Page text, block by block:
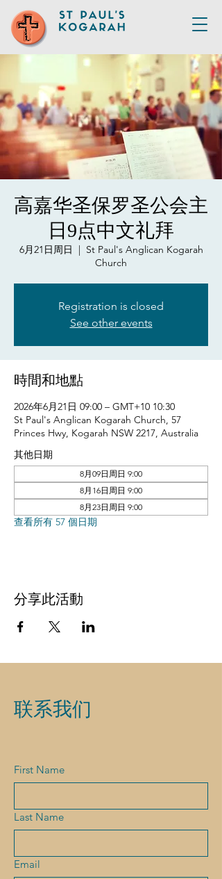
高嘉华圣保罗圣公会主
日9点中文礼拜
6月21日周日
  |
St Paul's Anglican Kogarah
Church
Registration is closed
See other events
時間和地點
2026年6月21日 09:00 – GMT+10 10:30
St Paul's Anglican Kogarah Church, 57
Princes Hwy, Kogarah NSW 2217, Australia
其他日期
8月09日周日 9:00
8月16日周日 9:00
8月23日周日 9:00
查看所有 57 個日期
分享此活動
联系我们
First Name
Last Name
Email